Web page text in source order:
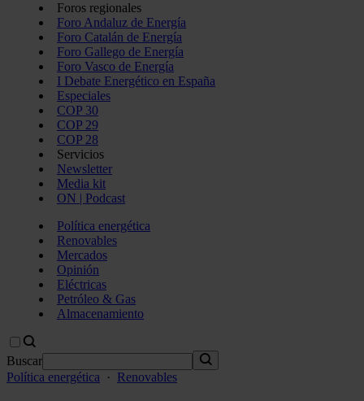
Foros regionales
Foro Andaluz de Energía
Foro Catalán de Energía
Foro Gallego de Energía
Foro Vasco de Energía
I Debate Energético en España
Especiales
COP 30
COP 29
COP 28
Servicios
Newsletter
Media kit
ON | Podcast
Política energética
Renovables
Mercados
Opinión
Eléctricas
Petróleo & Gas
Almacenamiento
Buscar
Política energética
· Renovables